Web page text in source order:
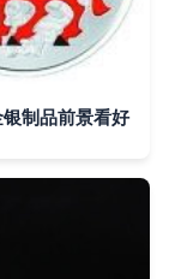
制品前景看好